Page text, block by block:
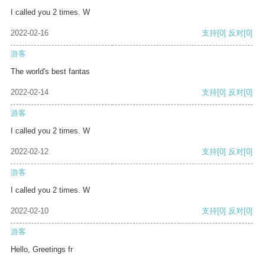
I called you 2 times. W
2022-02-16 支持[0] 反对[0]
游客
The world's best fantas
2022-02-14 支持[0] 反对[0]
游客
I called you 2 times. W
2022-02-12 支持[0] 反对[0]
游客
I called you 2 times. W
2022-02-10 支持[0] 反对[0]
游客
Hello, Greetings fr